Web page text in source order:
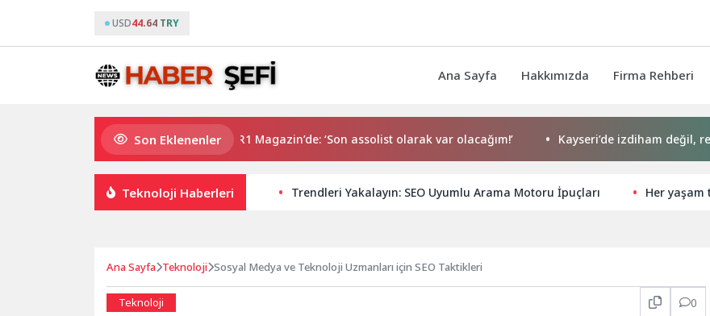
USD44.64 TRY
Ana Sayfa Hakkımızda Firma Rehberi
Son Eklenenler
Gözde Demirbilek, NR1 Magazin’de: ‘Son assolist olarak var olacağım!’ Kayseri’de izdiham değil, rekor
Teknoloji Haberleri Trendleri Yakalayın: SEO Uyumlu Arama Motoru İpuçları Her yaşam
Ana Sayfa Teknoloji Sosyal Medya ve Teknoloji Uzmanları için SEO Taktikleri
Teknoloji 0